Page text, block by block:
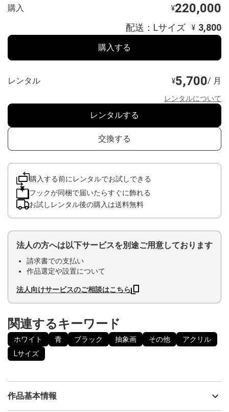
購入 ¥220,000
配送：Lサイズ ¥ 3,800
購入する
レンタル ¥5,700/ 月
レンタルについて
レンタルする
交換する
購入する前にレンタルでお試しできる
フックが同梱で届いたらすぐに飾れる
お試しレンタル後の購入は送料無料
法人の方へは以下サービスを別途ご用意しております
請求書での支払い
作品選定や設置について
法人向けサービスのご相談はこちら
関連するキーワード
ホワイト 青 ブラック 抽象画 その他
アクリル
Lサイズ
作品基本情報